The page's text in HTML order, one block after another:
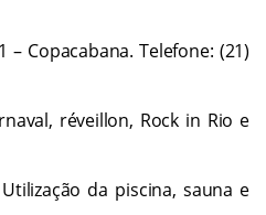
– Copacabana. Telefone: (21)
réveillon, Rock in Rio e
da piscina, sauna e